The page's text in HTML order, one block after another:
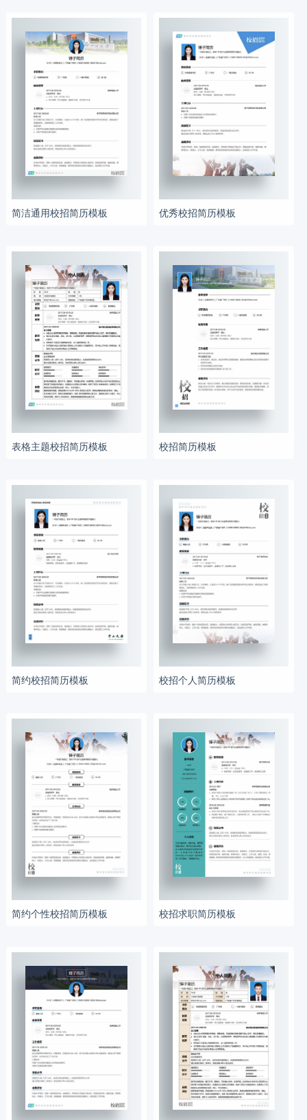
简洁通用校招简历模板 优秀校招简历模板
表格主题校招简历模板 校招简历模板
简约校招简历模板 校招个人简历模板
简约个性校招简历模板 校招求职简历模板